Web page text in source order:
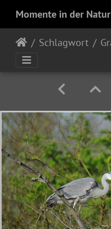
Momente in der Natur
Schlagwort